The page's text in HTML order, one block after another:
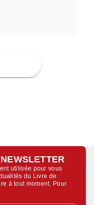
utilisée pour vous
du Livre de
à tout moment. Pour